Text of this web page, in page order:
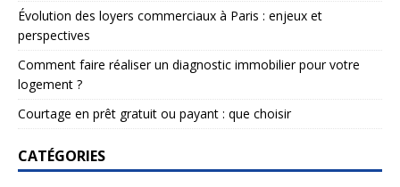
Évolution des loyers commerciaux à Paris : enjeux et
perspectives
Comment faire réaliser un diagnostic immobilier pour votre
logement ?
Courtage en prêt gratuit ou payant : que choisir
CATÉGORIES